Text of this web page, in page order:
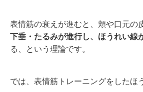
表情筋の衰えが進むと、頬や口元の
下垂・たるみが進行し、ほうれい線
る、という理論です。
では、表情筋トレーニングをしたほ